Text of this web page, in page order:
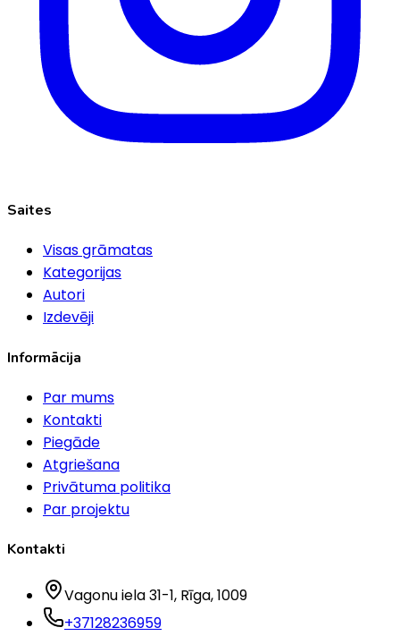
Saites
Visas grāmatas
Kategorijas
Autori
Izdevēji
Informācija
Par mums
Kontakti
Piegāde
Atgriešana
Privātuma politika
Par projektu
Kontakti
Vagonu iela 31-1, Rīga, 1009
+37128236959